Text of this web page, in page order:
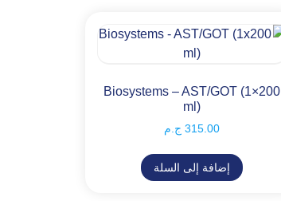
Biosystems – AST/GOT (1×200
ml)
315.00 ج.م
إضافة إلى السلة